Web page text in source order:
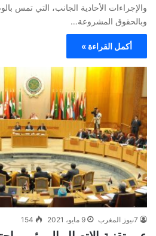
والإجراءات الأحادية الجانب، التي تمس
وبالحقوق المشروعة…
أكمل القراءة »
7نيوز المغرب 9 مايو، 2021 154